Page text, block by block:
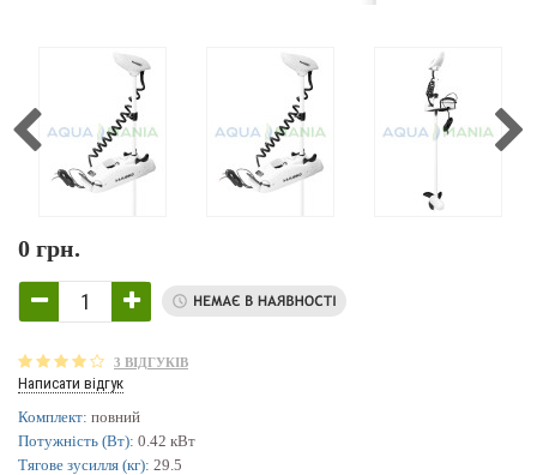
0 грн.
3 ВІДГУКІВ
Написати відгук
Комплект: повний
Потужність (Вт): 0.42 кВт
Тягове зусилля (кг): 29.5